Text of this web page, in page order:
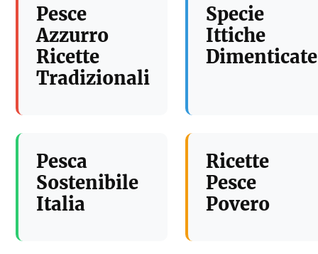
Pesce
Azzurro
Ricette
Tradizionali
Specie
Ittiche
Dimenticate
Pesca
Sostenibile
Italia
Ricette
Pesce
Povero